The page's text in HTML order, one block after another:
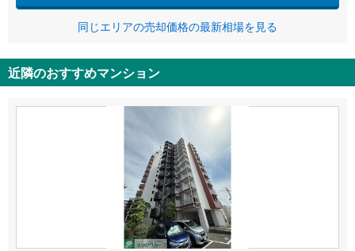
同じエリアの売却価格の最新相場を見る
近隣のおすすめマンション